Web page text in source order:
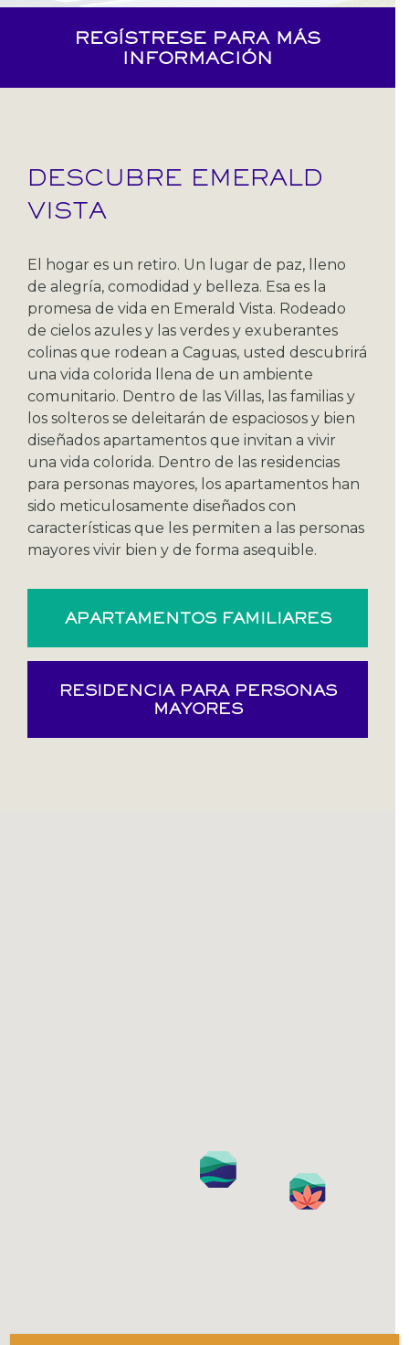
REGÍSTRESE PARA MÁS
INFORMACIÓN
DESCUBRE EMERALD
VISTA
El hogar es un retiro. Un lugar de paz, lleno
de alegría, comodidad y belleza. Esa es la
promesa de vida en Emerald Vista. Rodeado
de cielos azules y las verdes y exuberantes
colinas que rodean a Caguas, usted descubrirá
una vida colorida llena de un ambiente
comunitario. Dentro de las Villas, las familias y
los solteros se deleitarán de espaciosos y bien
diseñados apartamentos que invitan a vivir
una vida colorida. Dentro de las residencias
para personas mayores, los apartamentos han
sido meticulosamente diseñados con
características que les permiten a las personas
mayores vivir bien y de forma asequible.
APARTAMENTOS FAMILIARES
RESIDENCIA PARA PERSONAS
MAYORES